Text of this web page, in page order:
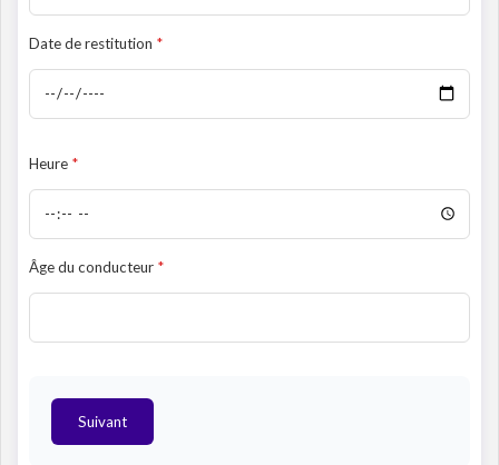
Date de restitution
Heure
Âge du conducteur
Suivant